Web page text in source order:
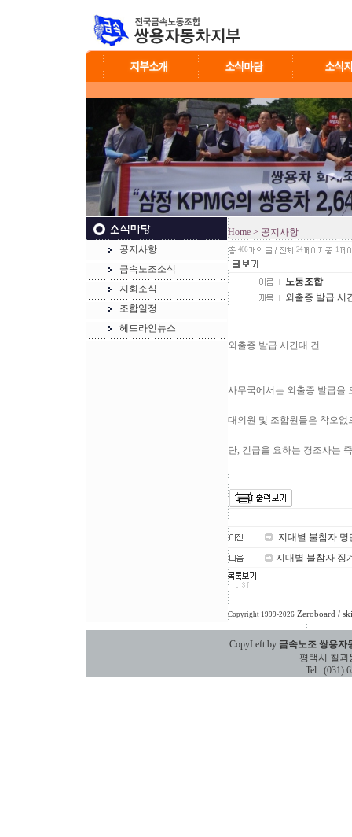
공지사항
금속노조소식
지회소식
조합일정
헤드라인뉴스
Home > 공지사항
466 24 1
노동조합
외출증 발급 시
외출증 발급 시간대 건
사무국에서는 외출증 발급을
대의원 및 조합원들은 착오없
단, 긴급을 요하는 경조사는
지대별 불참자 명
지대별 불참자 징
Copyright 1999-2026 Zeroboard /
CopyLeft by 금속노조 쌍용자
평택시 칠괴동
Tel : (031)